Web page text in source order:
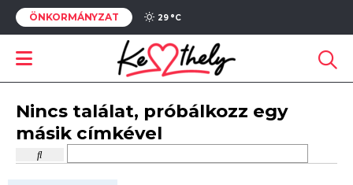
ÖNKORMÁNYZAT 29 °C
Nincs találat, próbálkozz egy
másik címkével